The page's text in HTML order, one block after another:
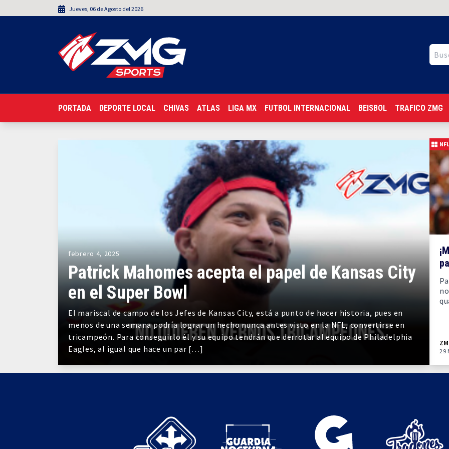
Jueves, 06 deAgosto del 2026
PORTADA DEPORTE LOCAL CHIVAS ATLAS LIGA MX FUTBOL INTERNACIONAL BEISBOL TRAFICO ZMG
febrero 4, 2025
Patrick Mahomes acepta el papel de Kansas City
en el Super Bowl
El mariscal de campo de los Jefes de Kansas City, está a punto de hacer historia, pues en
menos de una semana podría lograr un hecho nunca antes visto en la NFL, convertirse en
tricampeón. Para conseguirlo él y su equipo tendrán que derrotar al equipo de Philadelphia
Eagles, al igual que hace un par […]
NFL
29